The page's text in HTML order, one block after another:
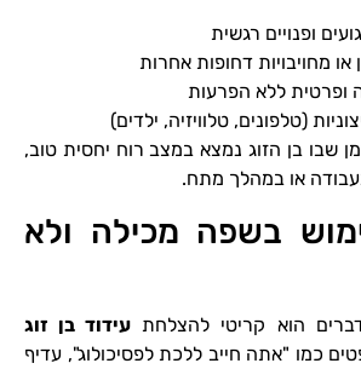
ופנויים רגשית
או מחויבויות דחופות אחרות
ופרטית ללא הפרעות
(טלפונים, טלוויזיה, ילדים)
שבו בן הזוג נמצא במצב רוח יחסית טוב,
או במהלך מתח.
שימוש בשפה מכילה ולא
הוא קריטי להצלחת עידוד בן זוג
כמו "אתה חייב ללכת לפסיכולוג", עדיף